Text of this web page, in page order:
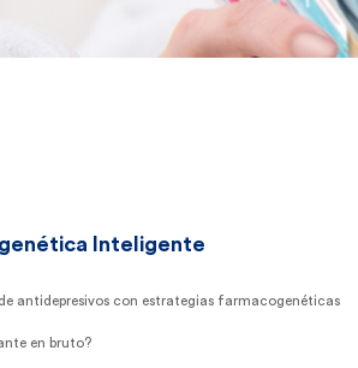
Inteligente
antidepresivos con estrategias farmacogenéticas
en bruto?